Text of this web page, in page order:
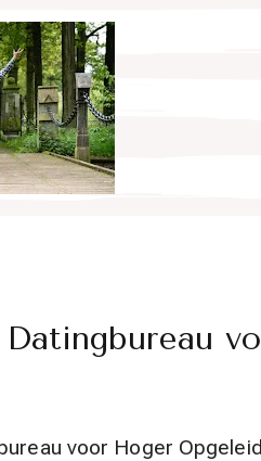
voor Hoger